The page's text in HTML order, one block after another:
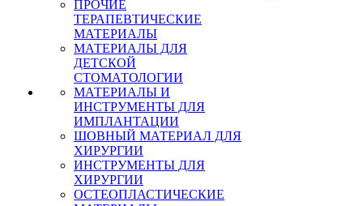
ПРОЧИЕ
ТЕРАПЕВТИЧЕСКИЕ
МАТЕРИАЛЫ
МАТЕРИАЛЫ ДЛЯ
ДЕТСКОЙ
СТОМАТОЛОГИИ
МАТЕРИАЛЫ И
ИНСТРУМЕНТЫ ДЛЯ
ИМПЛАНТАЦИИ
ШОВНЫЙ МАТЕРИАЛ ДЛЯ
ХИРУРГИИ
ИНСТРУМЕНТЫ ДЛЯ
ХИРУРГИИ
ОСТЕОПЛАСТИЧЕСКИЕ